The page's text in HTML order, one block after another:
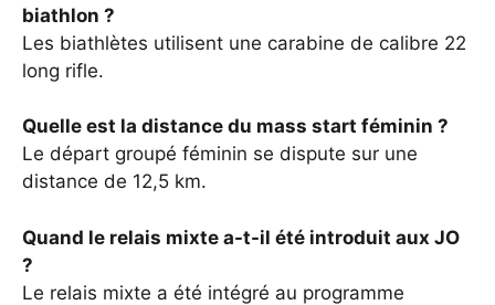
biathlon ?
Les biathlètes utilisent une carabine de calibre 22
long rifle.
Quelle est la distance du mass start féminin ?
Le départ groupé féminin se dispute sur une
distance de 12,5 km.
Quand le relais mixte a-t-il été introduit aux JO
?
Le relais mixte a été intégré au programme